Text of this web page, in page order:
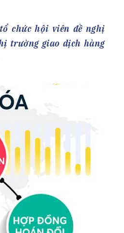
TUYỂN DỤNG
chức hội viên đề nghị
trường giao dịch hàng